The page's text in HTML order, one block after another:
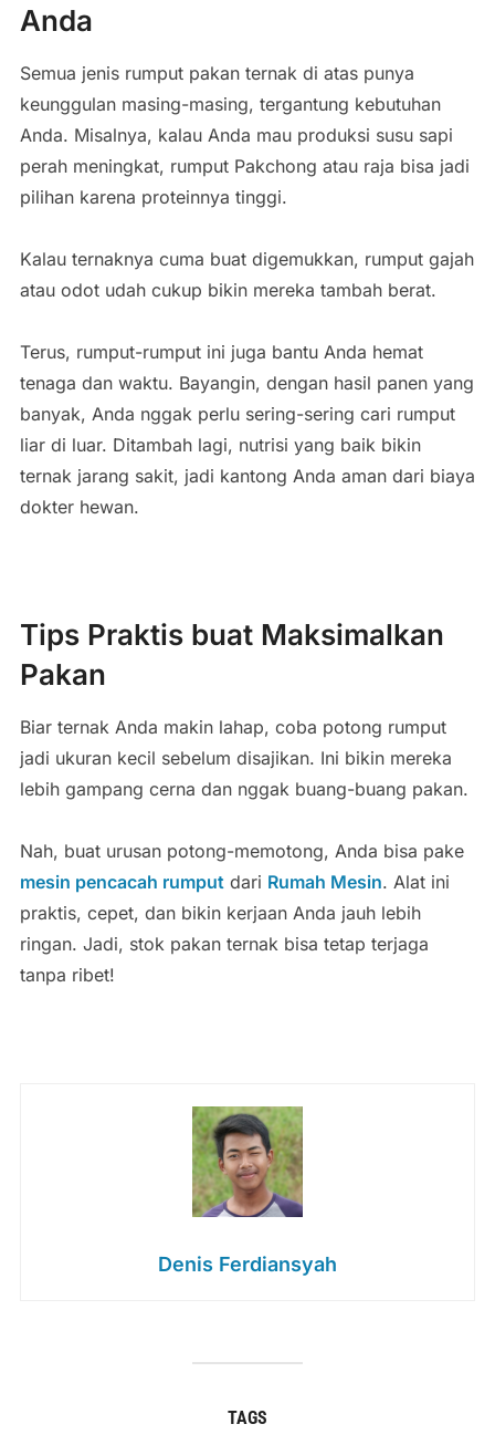
Anda
Semua jenis rumput pakan ternak di atas punya
keunggulan masing-masing, tergantung kebutuhan
Anda. Misalnya, kalau Anda mau produksi susu sapi
perah meningkat, rumput Pakchong atau raja bisa jadi
pilihan karena proteinnya tinggi.
Kalau ternaknya cuma buat digemukkan, rumput gajah
atau odot udah cukup bikin mereka tambah berat.
Terus, rumput-rumput ini juga bantu Anda hemat
tenaga dan waktu. Bayangin, dengan hasil panen yang
banyak, Anda nggak perlu sering-sering cari rumput
liar di luar. Ditambah lagi, nutrisi yang baik bikin
ternak jarang sakit, jadi kantong Anda aman dari biaya
dokter hewan.
Tips Praktis buat Maksimalkan
Pakan
Biar ternak Anda makin lahap, coba potong rumput
jadi ukuran kecil sebelum disajikan. Ini bikin mereka
lebih gampang cerna dan nggak buang-buang pakan.
Nah, buat urusan potong-memotong, Anda bisa pake
mesin pencacah rumputdari Rumah Mesin. Alat ini
praktis, cepet, dan bikin kerjaan Anda jauh lebih
ringan. Jadi, stok pakan ternak bisa tetap terjaga
tanpa ribet!
Denis Ferdiansyah
TAGS